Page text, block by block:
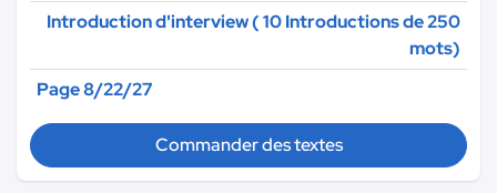
Introduction d'interview ( 10 Introductions de 250
mots)
Page 8/22/27
Commander des textes